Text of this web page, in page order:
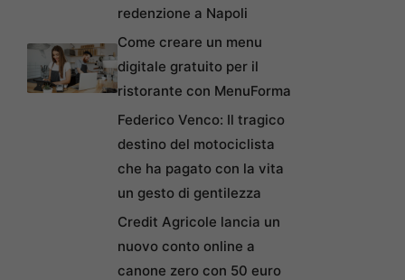
redenzione a Napoli
Come creare un menu
digitale gratuito per il
ristorante con MenuForma
Federico Venco: Il tragico
destino del motociclista
che ha pagato con la vita
un gesto di gentilezza
Credit Agricole lancia un
nuovo conto online a
canone zero con 50 euro